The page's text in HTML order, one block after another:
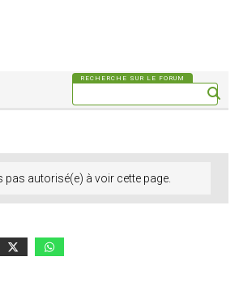
pas autorisé(e) à voir cette page.